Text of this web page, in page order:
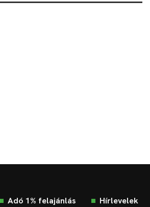
Adó 1% felajánlás Hírlevelek